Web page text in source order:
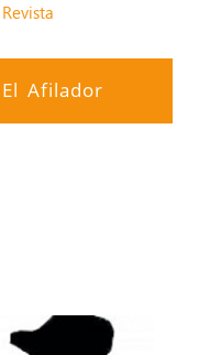
Revista
Afilador